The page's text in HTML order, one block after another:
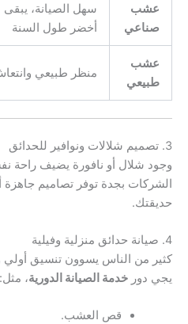
عشب
صناعي
سهل الصيانة، يبقى
أخضر طول السنة
عشب
طبيعي
منظر طبيعي
3. تصميم شلالات ونوافير للحدائق
وجود شلال أو نافورة يضيف راحة
الشركات بجدة توفر تصاميم
حديقتك.
4. صيانة حدائق منزلية وفيلية
كثير من الناس يسوون تنسيق أولي
يجي دور خدمة الصيانة الدورية، مثل:
قص العشب.